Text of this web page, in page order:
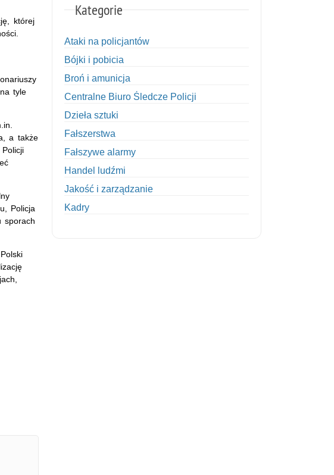
której
tyle
a także
Policja
sporach
Kategorie
Ataki na policjantów
Bójki i pobicia
Broń i amunicja
Centralne Biuro Śledcze Policji
Dzieła sztuki
Fałszerstwa
Fałszywe alarmy
Handel ludźmi
Jakość i zarządzanie
Kadry